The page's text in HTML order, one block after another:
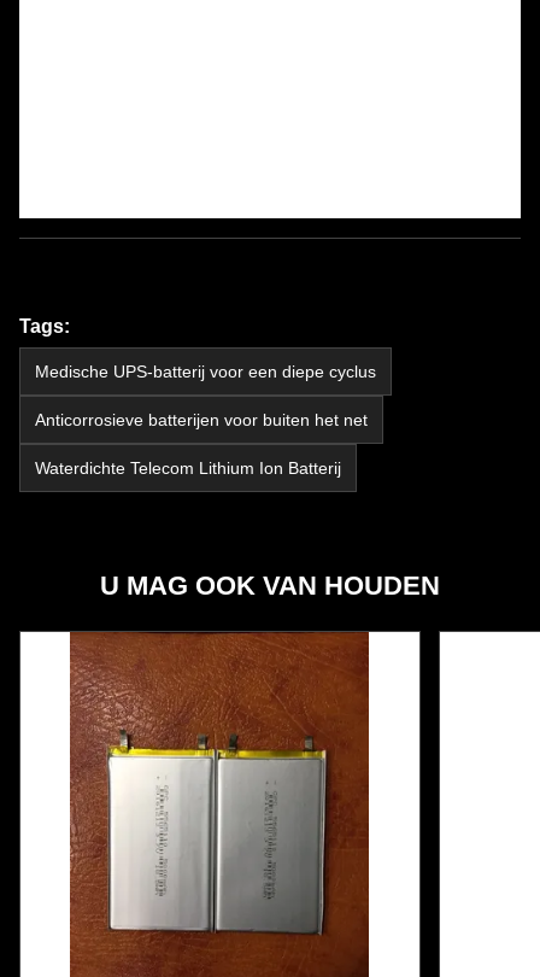
Tags:
Medische UPS-batterij voor een diepe cyclus
Anticorrosieve batterijen voor buiten het net
Waterdichte Telecom Lithium Ion Batterij
U MAG OOK VAN HOUDEN